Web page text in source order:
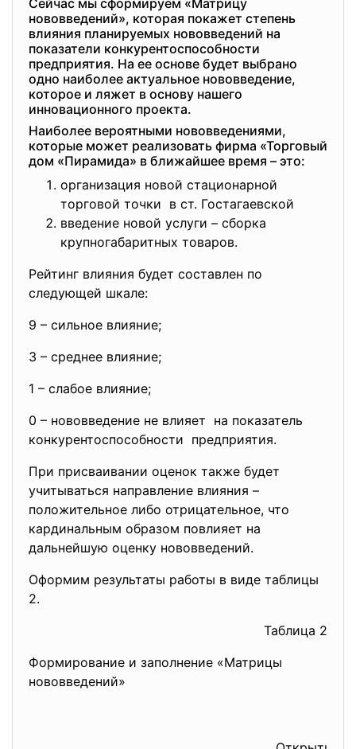
Сейчас мы сформируем «Матрицу
нововведений», которая покажет степень
влияния планируемых нововведений на
показатели конкурентоспособности
предприятия. На ее основе будет выбрано
одно наиболее актуальное нововведение,
которое и ляжет в основу нашего
инновационного проекта.
Наиболее вероятными нововведениями,
которые может реализовать фирма «Торговый
дом «Пирамида» в ближайшее время – это:
организация новой стационарной
торговой точки в ст. Гостагаевской
введение новой услуги – сборка
крупногабаритных товаров.
Рейтинг влияния будет составлен по
следующей шкале:
9 – сильное влияние;
3 – среднее влияние;
1 – слабое влияние;
0 – нововведение не влияет на показатель
конкурентоспособности предприятия.
При присваивании оценок также будет
учитываться направление влияния –
положительное либо отрицательное, что
кардинальным образом повлияет на
дальнейшую оценку нововведений.
Оформим результаты работы в виде таблицы
2.
Таблица 2
Формирование и заполнение «Матрицы
нововведений»